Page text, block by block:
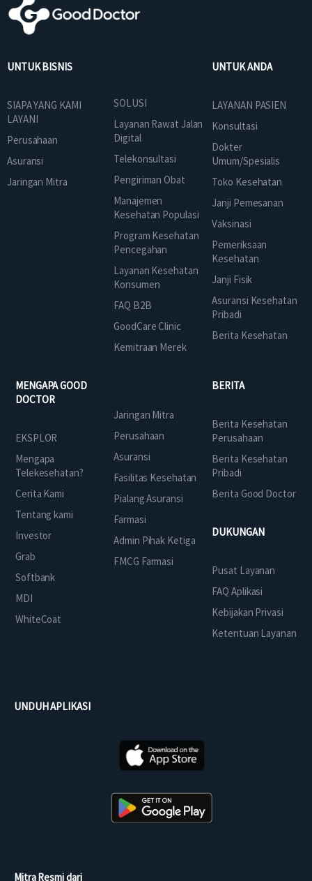
UNTUK BISNIS
SIAPA YANG KAMI
LAYANI
Perusahaan
Asuransi
Jaringan Mitra
SOLUSI
Layanan Rawat Jalan
Digital
Telekonsultasi
Pengiriman Obat
Manajemen
Kesehatan Populasi
Program Kesehatan
Pencegahan
Layanan Kesehatan
Konsumen
FAQ B2B
GoodCare Clinic
Kemitraan Merek
UNTUK ANDA
LAYANAN PASIEN
Konsultasi
Dokter
Umum/Spesialis
Toko Kesehatan
Janji Pemesanan
Vaksinasi
Pemeriksaan
Kesehatan
Janji Fisik
Asuransi Kesehatan
Pribadi
Berita Kesehatan
MENGAPA GOOD
DOCTOR
EKSPLOR
Mengapa
Telekesehatan?
Cerita Kami
Tentang kami
Investor
Grab
Softbank
MDI
WhiteCoat
Jaringan Mitra
Perusahaan
Asuransi
Fasilitas Kesehatan
Pialang Asuransi
Farmasi
Admin Pihak Ketiga
FMCG Farmasi
BERITA
Berita Kesehatan
Perusahaan
Berita Kesehatan
Pribadi
Berita Good Doctor
DUKUNGAN
Pusat Layanan
FAQ Aplikasi
Kebijakan Privasi
Ketentuan Layanan
UNDUH APLIKASI
Mitra Resmi dari